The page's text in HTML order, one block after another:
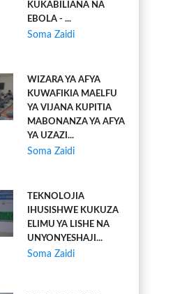
KUKABILIANA NA
EBOLA - ...
Soma Zaidi
WIZARA YA AFYA
KUWAFIKIA MAELFU
YA VIJANA KUPITIA
MABONANZA YA AFYA
YA UZAZI...
Soma Zaidi
TEKNOLOJIA
IHUSISHWE KUKUZA
ELIMU YA LISHE NA
UNYONYESHAJI...
Soma Zaidi